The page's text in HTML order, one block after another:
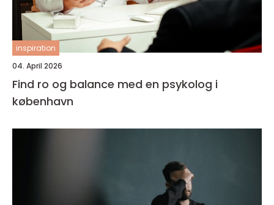
inspiration
04. April 2026
Find ro og balance med en psykolog i
københavn